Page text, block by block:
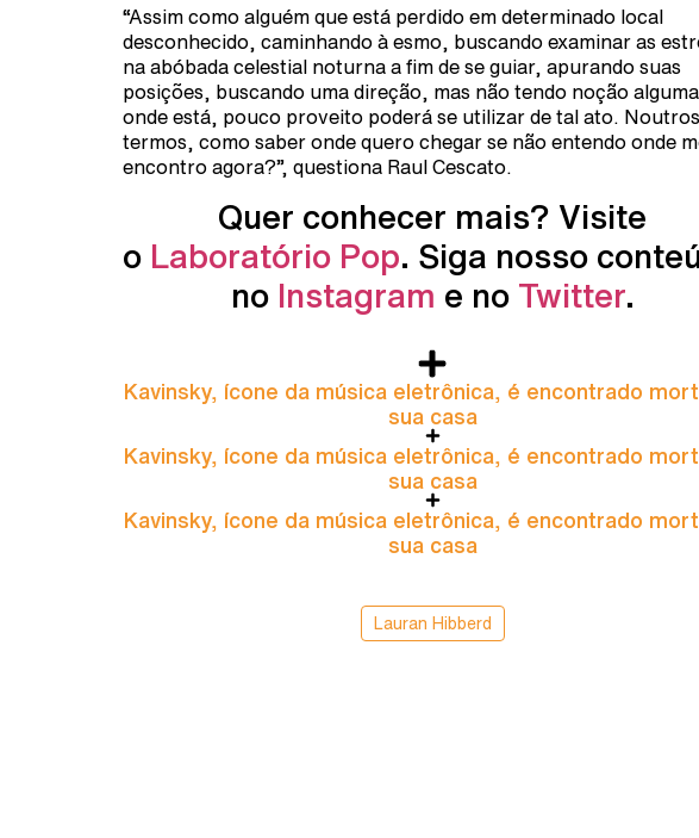
“Assim como alguém que está perdido em determinado local
desconhecido, caminhando à esmo, buscando examinar as
na abóbada celestial noturna a fim de se guiar, apurando suas
posições, buscando uma direção, mas não tendo noção
onde está, pouco proveito poderá se utilizar de tal ato. Noutros
termos, como saber onde quero chegar se não entendo onde
encontro agora?”, questiona Raul Cescato.
Quer conhecer mais? Visite
o Laboratório Pop. Siga nosso
no Instagram e no Twitter.
Kavinsky, ícone da música eletrônica, é encontrado
sua casa
Kavinsky, ícone da música eletrônica, é encontrado
sua casa
Kavinsky, ícone da música eletrônica, é encontrado
sua casa
Lauran Hibberd